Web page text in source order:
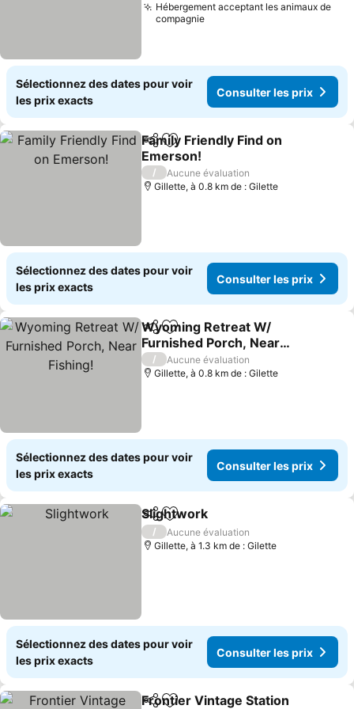
Hébergement acceptant les animaux de
compagnie
Sélectionnez des dates pour voir
les prix exacts
Consulter les prix
PartagerAjouter à mes favoris
Family Friendly Find on
Emerson!
Consulter les prix
/
Aucune évaluation
Gillette, à 0.8 km de : Gilette
Sélectionnez des dates pour voir
les prix exacts
Consulter les prix
PartagerAjouter à mes favoris
Wyoming Retreat W/
Furnished Porch, Near
Fishing!
Consulter les prix
/
Aucune évaluation
Gillette, à 0.8 km de : Gilette
Sélectionnez des dates pour voir
les prix exacts
Consulter les prix
PartagerAjouter à mes favoris
Slightwork
/
Aucune évaluation
Gillette, à 1.3 km de : Gilette
Sélectionnez des dates pour voir
les prix exacts
Consulter les prix
Frontier Vintage Station